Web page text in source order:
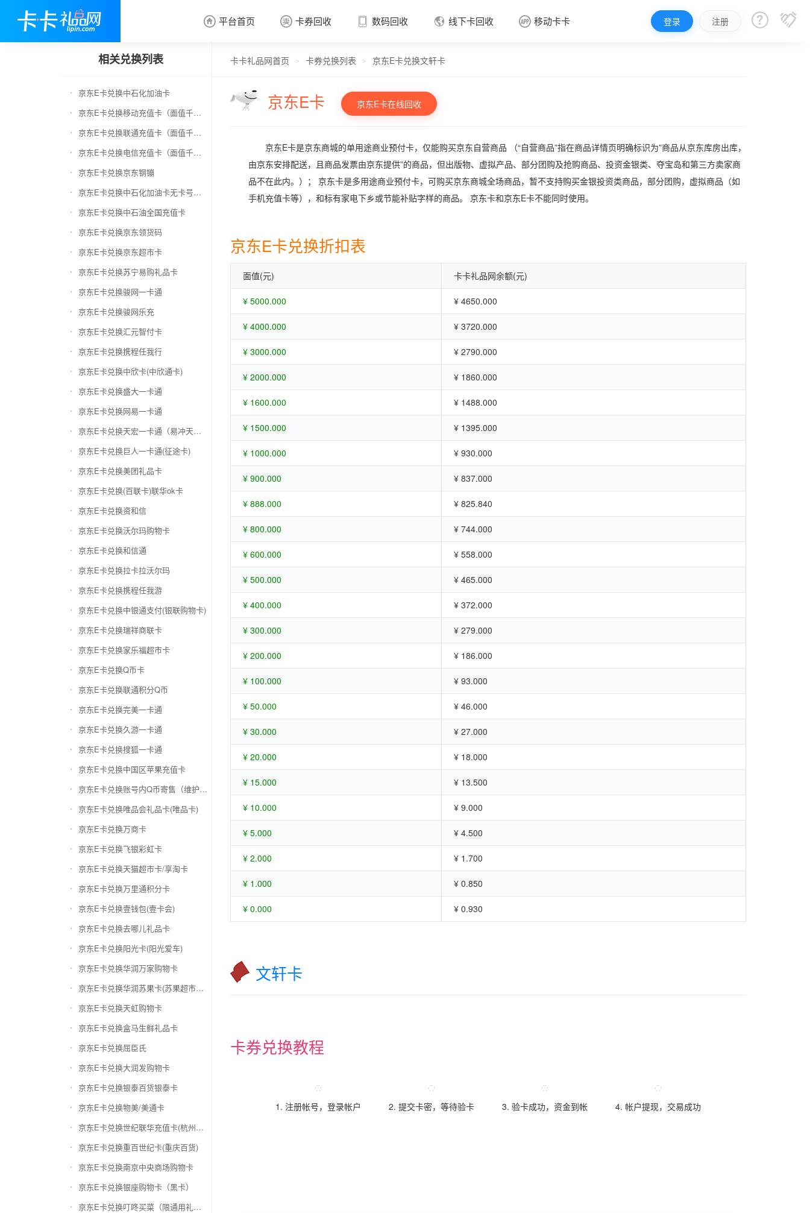
 平台首页  卡券回收
 卡券回收
 数码回收  线下卡回收  移动卡卡 登录 注册  
相关兑换列表
京东E卡兑换中石化加油卡
京东E卡兑换移动充值卡（面值千万别选错）
京东E卡兑换联通充值卡（面值千万别选错）
京东E卡兑换电信充值卡（面值千万别选错）
京东E卡兑换京东钢镚
京东E卡兑换中石化加油卡无卡号（面值千万别选错）
京东E卡兑换中石油全国充值卡
京东E卡兑换京东领货码
京东E卡兑换京东超市卡
京东E卡兑换苏宁易购礼品卡
京东E卡兑换骏网一卡通
京东E卡兑换骏网乐充
京东E卡兑换汇元智付卡
京东E卡兑换携程任我行
京东E卡兑换中欣卡(中欣通卡)
京东E卡兑换盛大一卡通
京东E卡兑换网易一卡通
京东E卡兑换天宏一卡通（易冲天宏卡）
京东E卡兑换巨人一卡通(征途卡)
京东E卡兑换美团礼品卡
京东E卡兑换(百联卡)联华ok卡
京东E卡兑换资和信
京东E卡兑换沃尔玛购物卡
京东E卡兑换和信通
京东E卡兑换拉卡拉沃尔玛
京东E卡兑换携程任我游
京东E卡兑换中银通支付(银联购物卡)
京东E卡兑换瑞祥商联卡
京东E卡兑换家乐福超市卡
京东E卡兑换Q币卡
京东E卡兑换联通积分Q币
京东E卡兑换完美一卡通
京东E卡兑换久游一卡通
京东E卡兑换搜狐一卡通
京东E卡兑换中国区苹果充值卡
京东E卡兑换账号内Q币寄售（维护中）
京东E卡兑换唯品会礼品卡(唯品卡)
京东E卡兑换万商卡
京东E卡兑换飞银彩虹卡
京东E卡兑换天猫超市卡/享淘卡
京东E卡兑换万里通积分卡
京东E卡兑换壹钱包(壹卡会)
京东E卡兑换去哪儿礼品卡
京东E卡兑换阳光卡(阳光爱车)
京东E卡兑换华润万家购物卡
京东E卡兑换华润苏果卡(苏果超市卡)（维护 请暂停提交）
京东E卡兑换天虹购物卡
京东E卡兑换盒马生鲜礼品卡
京东E卡兑换屈臣氏
京东E卡兑换大润发购物卡
京东E卡兑换银泰百货银泰卡
京东E卡兑换物美/美通卡
京东E卡兑换世纪联华充值卡(杭州联华)
京东E卡兑换重百世纪卡(重庆百货)
京东E卡兑换南京中央商场购物卡
京东E卡兑换银座购物卡（黑卡）
京东E卡兑换叮咚买菜（限通用礼品卡）
卡卡礼品网首页 > 卡券兑换列表 > 京东E卡兑换文轩卡
京东E卡 京东E卡在线回收
京东E卡是京东商城的单用途商业预付卡，仅能购买京东自营商品 （“自营商品”指在商品详情页明确标识为”商品从京东库房出库，
由京东安排配送，且商品发票由京东提供”的商品，但出版物、虚拟产品、部分团购及抢购商品、投资金银类、夺宝岛和第三方卖家商
品不在此内。）； 京东卡是多用途商业预付卡，可购买京东商城全场商品，暂不支持购买金银投资类商品，部分团购，虚拟商品（如
手机充值卡等），和标有家电下乡或节能补贴字样的商品。 京东卡和京东E卡不能同时使用。
京东E卡兑换折扣表
面值(元) 卡卡礼品网余额(元)
¥ 5000.000 ¥ 4650.000
¥ 4000.000 ¥ 3720.000
¥ 3000.000 ¥ 2790.000
¥ 2000.000 ¥ 1860.000
¥ 1600.000 ¥ 1488.000
¥ 1500.000 ¥ 1395.000
¥ 1000.000 ¥ 930.000
¥ 900.000 ¥ 837.000
¥ 888.000 ¥ 825.840
¥ 800.000 ¥ 744.000
¥ 600.000 ¥ 558.000
¥ 500.000 ¥ 465.000
¥ 400.000 ¥ 372.000
¥ 300.000 ¥ 279.000
¥ 200.000 ¥ 186.000
¥ 100.000 ¥ 93.000
¥ 50.000 ¥ 46.000
¥ 30.000 ¥ 27.000
¥ 20.000 ¥ 18.000
¥ 15.000 ¥ 13.500
¥ 10.000 ¥ 9.000
¥ 5.000 ¥ 4.500
¥ 2.000 ¥ 1.700
¥ 1.000 ¥ 0.850
¥ 0.000 ¥ 0.930
文轩卡
卡券兑换教程
1. 注册帐号，登录帐户 2. 提交卡密，等待验卡 3. 验卡成功，资金到帐 4. 帐户提现，交易成功